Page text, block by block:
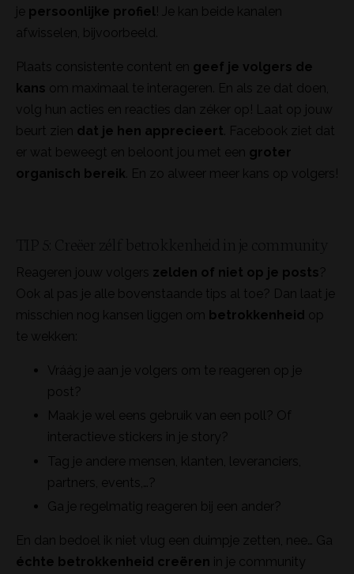
je persoonlijke profiel! Je kan beide kanalen
afwisselen, bijvoorbeeld.
Plaats consistente content en geef je volgers de
kans om maximaal te interageren. En als ze dat doen,
volg hun acties en reacties dan zéker op! Laat op jouw
beurt zien dat je hen apprecieert. Facebook ziet dat
er wat beweegt en beloont jou met een groter
organisch bereik. En zo alweer meer kans op volgers!
Reageren jouw volgers zelden of niet op je posts ?
Ook al pas je alle bovenstaande tips al toe? Dan laat je
misschien nog kansen liggen om betrokkenheid op
te wekken:
Vráág je aan je volgers om te reageren op je
post?
Maak je wel eens gebruik van een poll? Of
interactieve stickers in je story?
Tag je andere mensen, klanten, leveranciers,
partners, events,…?
Ga je regelmatig reageren bij een ander?
En dan bedoel ik niet vlug een duimpje zetten, nee… Ga
échte betrokkenheid creëren in je community